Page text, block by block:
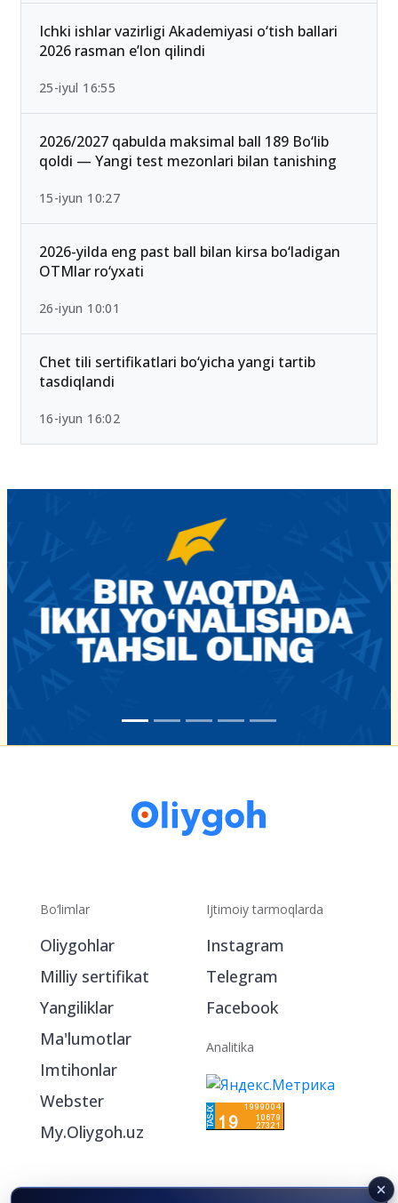
Ichki ishlar vazirligi Akademiyasi o‘tish ballari
2026 rasman e’lon qilindi
25-iyul 16:55
2026/2027 qabulda maksimal ball 189 Bo‘lib
qoldi — Yangi test mezonlari bilan tanishing
15-iyun 10:27
2026-yilda eng past ball bilan kirsa bo‘ladigan
OTMlar ro‘yxati
26-iyun 10:01
Chet tili sertifikatlari bo‘yicha yangi tartib
tasdiqlandi
16-iyun 16:02
Bo‘limlar
Oliygohlar
Milliy sertifikat
Yangiliklar
Ma'lumotlar
Imtihonlar
Webster
My.Oliygoh.uz
Ijtimoiy tarmoqlarda
Instagram
Telegram
Facebook
Analitika